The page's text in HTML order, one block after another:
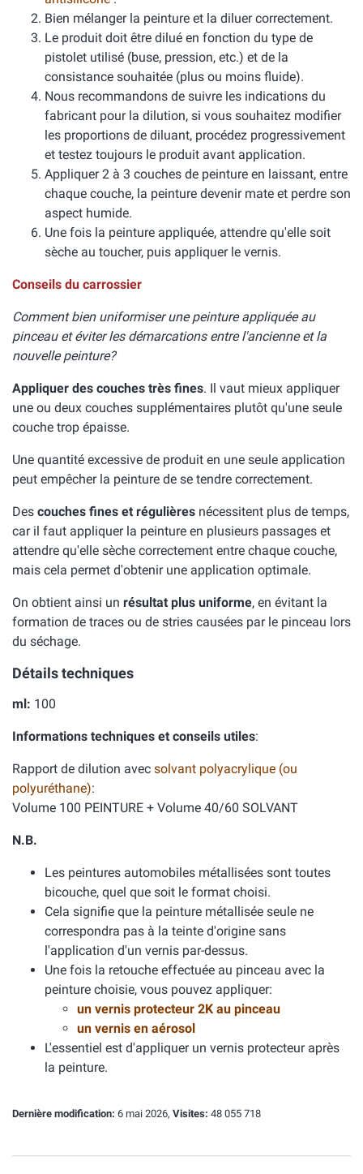
Bien mélanger la peinture et la diluer correctement.
Le produit doit être dilué en fonction du type de
pistolet utilisé (buse, pression, etc.) et de la
consistance souhaitée (plus ou moins fluide).
Nous recommandons de suivre les indications du
fabricant pour la dilution, si vous souhaitez modifier
les proportions de diluant, procédez progressivement
et testez toujours le produit avant application.
Appliquer 2 à 3 couches de peinture en laissant, entre
chaque couche, la peinture devenir mate et perdre son
aspect humide.
Une fois la peinture appliquée, attendre qu'elle soit
sèche au toucher, puis appliquer le vernis.
Conseils du carrossier
Comment bien uniformiser une peinture appliquée au
pinceau et éviter les démarcations entre l'ancienne et la
nouvelle peinture?
Appliquer des couches très fines. Il vaut mieux appliquer
une ou deux couches supplémentaires plutôt qu'une seule
couche trop épaisse.
Une quantité excessive de produit en une seule application
peut empêcher la peinture de se tendre correctement.
Des couches fines et régulières nécessitent plus de temps,
car il faut appliquer la peinture en plusieurs passages et
attendre qu'elle sèche correctement entre chaque couche,
mais cela permet d'obtenir une application optimale.
On obtient ainsi un résultat plus uniforme, en évitant la
formation de traces ou de stries causées par le pinceau lors
du séchage.
Détails techniques
ml: 100
Informations techniques et conseils utiles:
Rapport de dilution avec solvant polyacrylique (ou
polyuréthane):
Volume 100 PEINTURE + Volume 40/60 SOLVANT
N.B.
Les peintures automobiles métallisées sont toutes
bicouche, quel que soit le format choisi.
Cela signifie que la peinture métallisée seule ne
correspondra pas à la teinte d'origine sans
l'application d'un vernis par-dessus.
Une fois la retouche effectuée au pinceau avec la
peinture choisie, vous pouvez appliquer:
un vernis protecteur 2K au pinceau
un vernis en aérosol
L'essentiel est d'appliquer un vernis protecteur après
la peinture.
Dernière modification: 6 mai 2026, Visites: 48 055 718